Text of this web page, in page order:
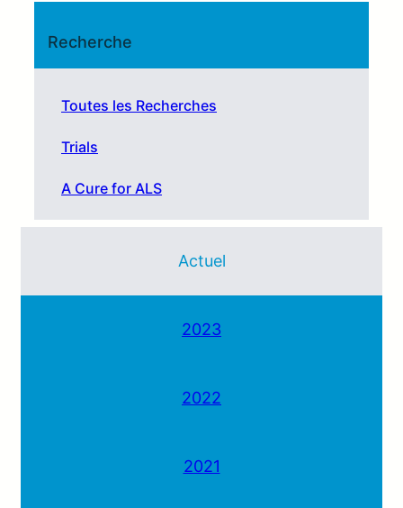
Recherche
Toutes les Recherches
Trials
A Cure for ALS
Actuel
2023
2022
2021